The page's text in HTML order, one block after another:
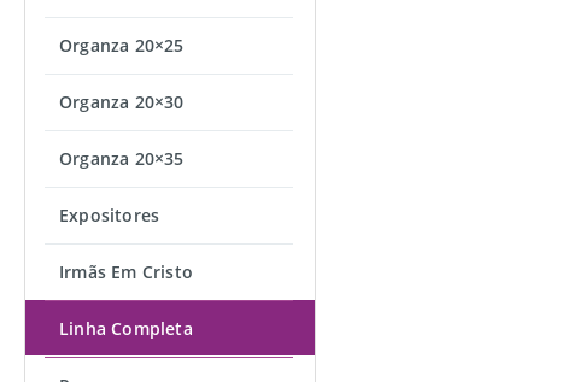
Organza 20×25
Organza 20×30
Organza 20×35
Expositores
Irmãs Em Cristo
Linha Completa